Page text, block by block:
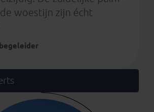
woestijn zijn écht